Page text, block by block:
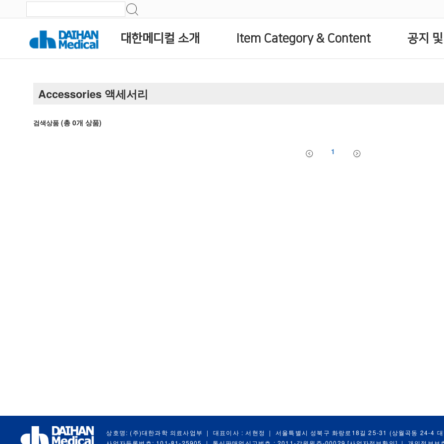
대한메디컬 소개 Item Category & Content 공지
Accessories 액세서리
검색상품 (총0개 상품)
1
상호명: (주)대한과학 의료사업부 | 대표이사 : 서현정 |
서울특별시 성북구 화랑로18길 25-31 (상월곡동 24-4